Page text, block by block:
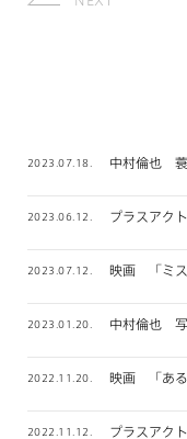
2023.07.18. 中村倫也
2023.06.12. プラスア
2023.07.12. 映画 「ミス
2023.01.20. 中村倫也
2022.11.20. 映画 「ある
2022.11.12. プラスア